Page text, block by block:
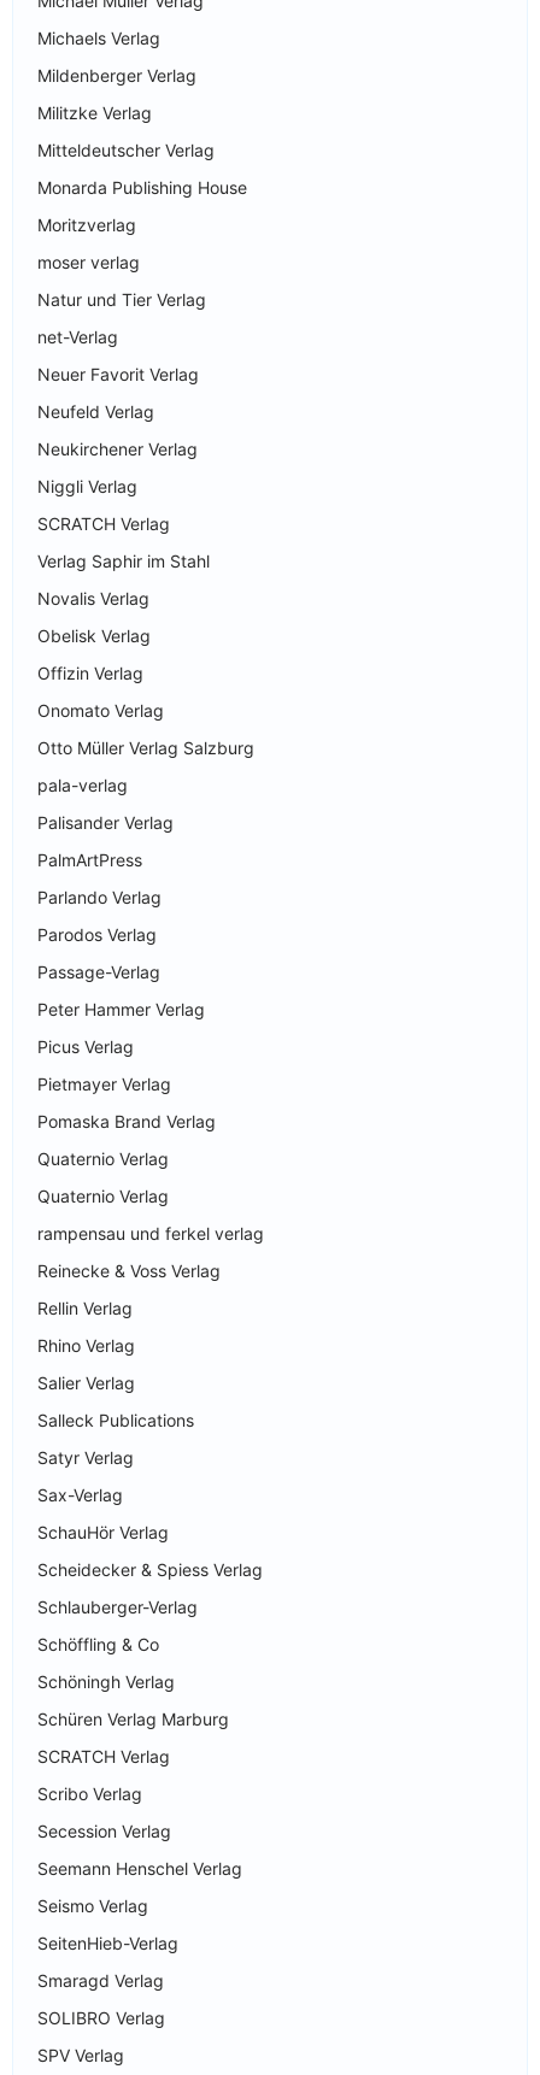
Michaels Verlag
Mildenberger Verlag
Militzke Verlag
Mitteldeutscher Verlag
Monarda Publishing House
Moritzverlag
moser verlag
Natur und Tier Verlag
net-Verlag
Neuer Favorit Verlag
Neufeld Verlag
Neukirchener Verlag
Niggli Verlag
SCRATCH Verlag
Verlag Saphir im Stahl
Novalis Verlag
Obelisk Verlag
Offizin Verlag
Onomato Verlag
Otto Müller Verlag Salzburg
pala-verlag
Palisander Verlag
PalmArtPress
Parlando Verlag
Parodos Verlag
Passage-Verlag
Peter Hammer Verlag
Picus Verlag
Pietmayer Verlag
Pomaska Brand Verlag
Quaternio Verlag
Quaternio Verlag
rampensau und ferkel verlag
Reinecke & Voss Verlag
Rellin Verlag
Rhino Verlag
Salier Verlag
Salleck Publications
Satyr Verlag
Sax-Verlag
SchauHör Verlag
Scheidecker & Spiess Verlag
Schlauberger-Verlag
Schöffling & Co
Schöningh Verlag
Schüren Verlag Marburg
SCRATCH Verlag
Scribo Verlag
Secession Verlag
Seemann Henschel Verlag
Seismo Verlag
SeitenHieb-Verlag
Smaragd Verlag
SOLIBRO Verlag
SPV Verlag